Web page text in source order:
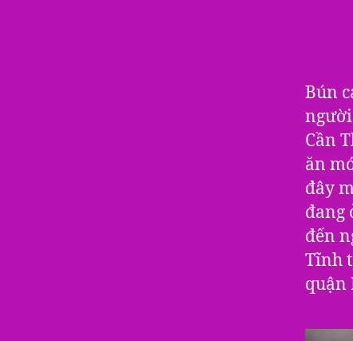
Bún
Cần
ăn
đây
đang
đến
Tĩnh
quận